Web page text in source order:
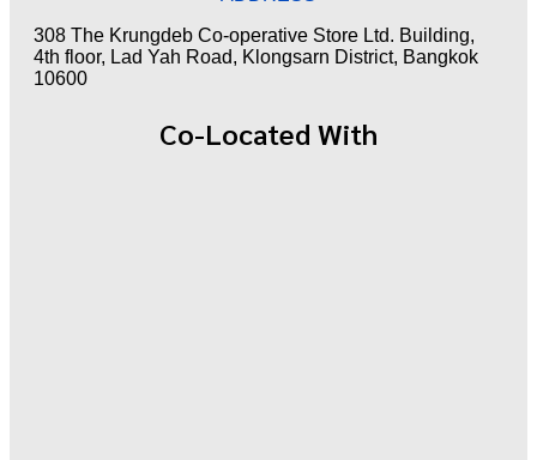
308 The Krungdeb Co-operative Store Ltd. Building,
4th floor, Lad Yah Road, Klongsarn District, Bangkok
10600
Co-Located With